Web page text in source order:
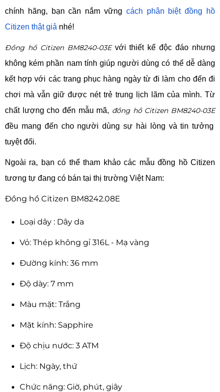
chính hãng, bạn cần nắm vững cách phân biệt đồng hồ
Citizen thật giả nhé!
Đồng hồ Citizen BM8240-03E với thiết kế độc đáo nhưng
không kém phần nam tính giúp người dùng có thể dễ dàng
kết hợp với các trang phục hàng ngày từ đi làm cho đến đi
chơi mà vẫn giữ được nét trẻ trung lịch lãm của mình. Từ
chất lượng cho đến mẫu mã, đồng hồ Citizen BM8240-03E
đều mang đến cho người dùng sự hài lòng và tin tưởng
tuyệt đối.
Ngoài ra, bạn có thể tham khảo các mẫu đồng hồ Citizen
tương tự đang có bán tại thị trường Việt Nam:
Đồng hồ Citizen BM8242.08E
Loại dây : Dây da
Vỏ: Thép không gỉ 316L - Mạ vàng
Đường kính: 36 mm
Độ dày: 7 mm
Màu mặt: Trắng
Mặt kính: Sapphire
Độ chịu nước: 3 ATM
Lịch: Ngày, thứ
Chức năng: Giờ, phút, giây